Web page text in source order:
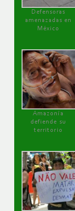
Defensoras
amenazadas en
México
Amazonía
defiende su
territorio